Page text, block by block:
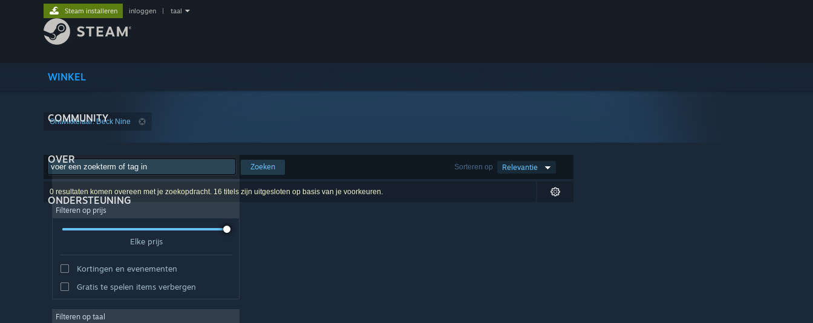
WINKEL
COMMUNITY
OVER
ONDERSTEUNING
Steam installeren inloggen taal
Ontwikkelaar: Deck Nine
Sorteren op Relevantie
Zoeken
0 resultaten komen overeen met je zoekopdracht. 16 titels zijn uitgesloten op basis van je voorkeuren.
Filteren op prijs
Elke prijs
Kortingen en evenementen
Gratis te spelen items verbergen
Filteren op taal